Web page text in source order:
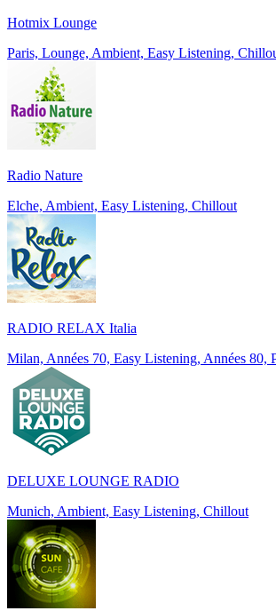
Hotmix Lounge
Paris, Lounge, Ambient, Easy Listening,
Radio Nature
Elche, Ambient, Easy Listening, Chillout
RADIO RELAX Italia
Milan, Années 70, Easy Listening, Années 80,
DELUXE LOUNGE RADIO
Munich, Ambient, Easy Listening, Chillout